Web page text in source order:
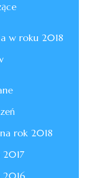
w roku 2018
rok 2018
2016